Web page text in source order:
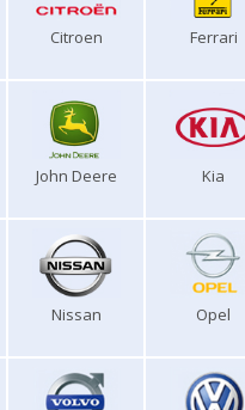
Citroen Ferrari
John Deere Kia
Nissan Opel